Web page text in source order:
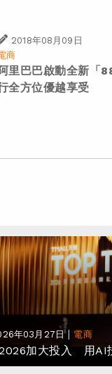
2018年08月09日
商
里巴巴啟動全新「
全方位優越享受
年03月27日 | 電商
加大投入 用AI